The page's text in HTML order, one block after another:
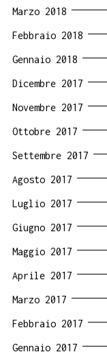
Marzo 2018
Febbraio 2018
Gennaio 2018
Dicembre 2017
Novembre 2017
Ottobre 2017
Settembre 2017
Agosto 2017
Luglio 2017
Giugno 2017
Maggio 2017
Aprile 2017
Marzo 2017
Febbraio 2017
Gennaio 2017